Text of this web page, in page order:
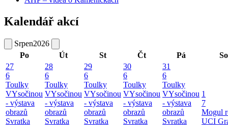
Kalendář akcí
Srpen2026
Po
Út St Čt Pá
So
27
6
Toulky
VYsočinou
- výstava
obrazů
Svratka
28
6
Toulky
VYsočinou
- výstava
obrazů
Svratka
29
6
Toulky
VYsočinou
- výstava
obrazů
Svratka
30
6
Toulky
VYsočinou
- výstava
obrazů
Svratka
31
6
Toulky
VYsočinou
- výstava
obrazů
Svratka
1
7
Mogul
UCI